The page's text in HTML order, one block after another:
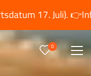
Juli). 👉Info´s
0